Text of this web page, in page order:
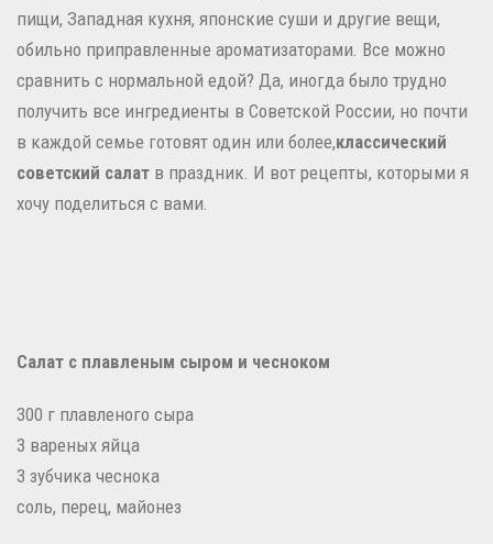
пищи, Западная кухня, японские суши и другие вещи,
обильно приправленные ароматизаторами. Все можно
сравнить с нормальной едой? Да, иногда было трудно
получить все ингредиенты в Советской России, но почти
в каждой семье готовят один или более,классический
советский салат в праздник. И вот рецепты, которыми я
хочу поделиться с вами.
Салат с плавленым сыром и чесноком
300 г плавленого сыра
3 вареных яйца
3 зубчика чеснока
соль, перец, майонез